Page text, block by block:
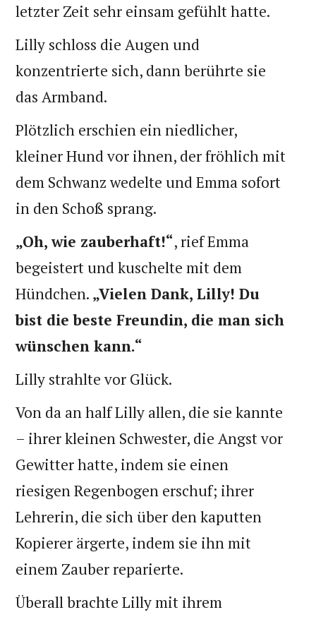
letzter Zeit sehr einsam gefühlt hatte.
Lilly schloss die Augen und
konzentrierte sich, dann berührte sie
das Armband.
Plötzlich erschien ein niedlicher,
kleiner Hund vor ihnen, der fröhlich mit
dem Schwanz wedelte und Emma sofort
in den Schoß sprang.
„Oh, wie zauberhaft!“, rief Emma
begeistert und kuschelte mit dem
Hündchen. „Vielen Dank, Lilly! Du
bist die beste Freundin, die man sich
wünschen kann.“
Lilly strahlte vor Glück.
Von da an half Lilly allen, die sie kannte
– ihrer kleinen Schwester, die Angst vor
Gewitter hatte, indem sie einen
riesigen Regenbogen erschuf; ihrer
Lehrerin, die sich über den kaputten
Kopierer ärgerte, indem sie ihn mit
einem Zauber reparierte.
Überall brachte Lilly mit ihrem